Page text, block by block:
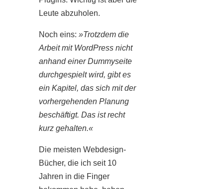
Leute abzuholen.
Noch eins: »Trotzdem die
Arbeit mit WordPress nicht
anhand einer Dummyseite
durchgespielt wird, gibt es
ein Kapitel, das sich mit der
vorhergehenden Planung
beschäftigt. Das ist recht
kurz gehalten.«
Die meisten Webdesign-
Bücher, die ich seit 10
Jahren in die Finger